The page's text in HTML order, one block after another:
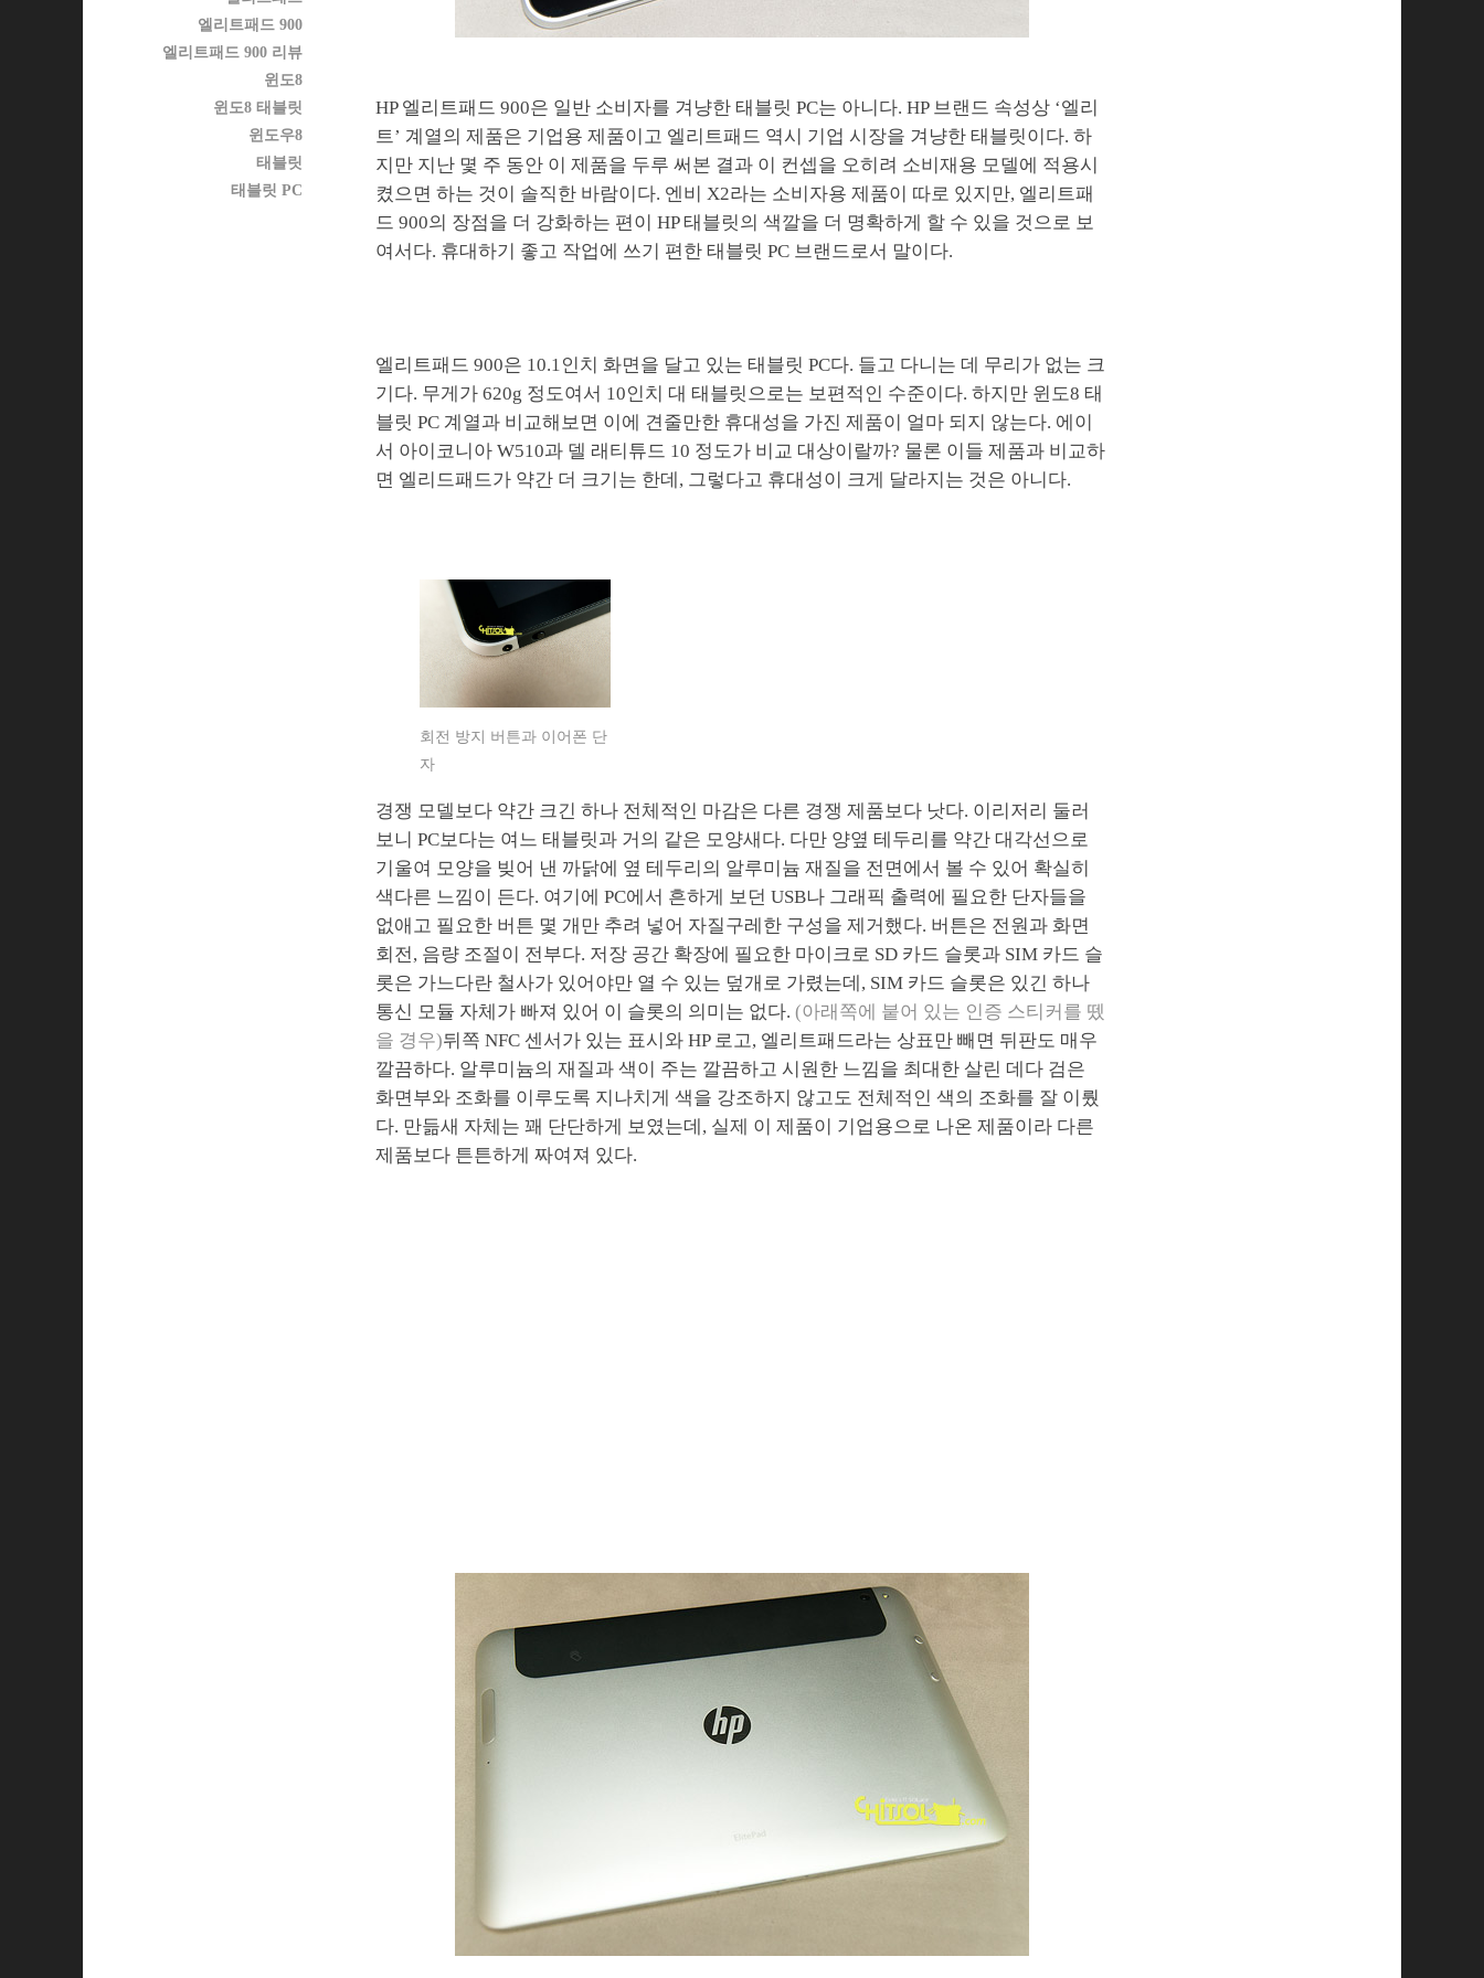
HP 엘리트패드 900은 일반 소비자를 겨냥한 태블릿 PC는 아니다. HP 브랜드 속성상 ‘엘리
트’ 계열의 제품은 기업용 제품이고 엘리트패드 역시 기업 시장을 겨냥한 태블릿이다. 하
지만 지난 몇 주 동안 이 제품을 두루 써본 결과 이 컨셉을 오히려 소비재용 모델에 적용시
켰으면 하는 것이 솔직한 바람이다. 엔비 X2라는 소비자용 제품이 따로 있지만, 엘리트패
드 900의 장점을 더 강화하는 편이 HP 태블릿의 색깔을 더 명확하게 할 수 있을 것으로 보
여서다. 휴대하기 좋고 작업에 쓰기 편한 태블릿 PC 브랜드로서 말이다.
엘리트패드 900은 10.1인치 화면을 달고 있는 태블릿 PC다. 들고 다니는 데 무리가 없는 크
기다. 무게가 620g 정도여서 10인치 대 태블릿으로는 보편적인 수준이다. 하지만 윈도8 태
블릿 PC 계열과 비교해보면 이에 견줄만한 휴대성을 가진 제품이 얼마 되지 않는다. 에이
서 아이코니아 W510과 델 래티튜드 10 정도가 비교 대상이랄까? 물론 이들 제품과 비교하
면 엘리드패드가 약간 더 크기는 한데, 그렇다고 휴대성이 크게 달라지는 것은 아니다.
회전 방지 버튼과 이어폰 단
자
경쟁 모델보다 약간 크긴 하나 전체적인 마감은 다른 경쟁 제품보다 낫다. 이리저리 둘러
보니 PC보다는 여느 태블릿과 거의 같은 모양새다. 다만 양옆 테두리를 약간 대각선으로
기울여 모양을 빚어 낸 까닭에 옆 테두리의 알루미늄 재질을 전면에서 볼 수 있어 확실히
색다른 느낌이 든다. 여기에 PC에서 흔하게 보던 USB나 그래픽 출력에 필요한 단자들을
없애고 필요한 버튼 몇 개만 추려 넣어 자질구레한 구성을 제거했다. 버튼은 전원과 화면
회전, 음량 조절이 전부다. 저장 공간 확장에 필요한 마이크로 SD 카드 슬롯과 SIM 카드 슬
롯은 가느다란 철사가 있어야만 열 수 있는 덮개로 가렸는데, SIM 카드 슬롯은 있긴 하나
통신 모듈 자체가 빠져 있어 이 슬롯의 의미는 없다.(아래쪽에 붙어 있는 인증 스티커를 뗐
을 경우)뒤쪽 NFC 센서가 있는 표시와 HP 로고, 엘리트패드라는 상표만 빼면 뒤판도 매우
깔끔하다. 알루미늄의 재질과 색이 주는 깔끔하고 시원한 느낌을 최대한 살린 데다 검은
화면부와 조화를 이루도록 지나치게 색을 강조하지 않고도 전체적인 색의 조화를 잘 이뤘
다. 만듦새 자체는 꽤 단단하게 보였는데, 실제 이 제품이 기업용으로 나온 제품이라 다른
제품보다 튼튼하게 짜여져 있다.
엘리트패드 900
엘리트패드 900 리뷰
윈도8
윈도8 태블릿
윈도우8
태블릿
태블릿 PC